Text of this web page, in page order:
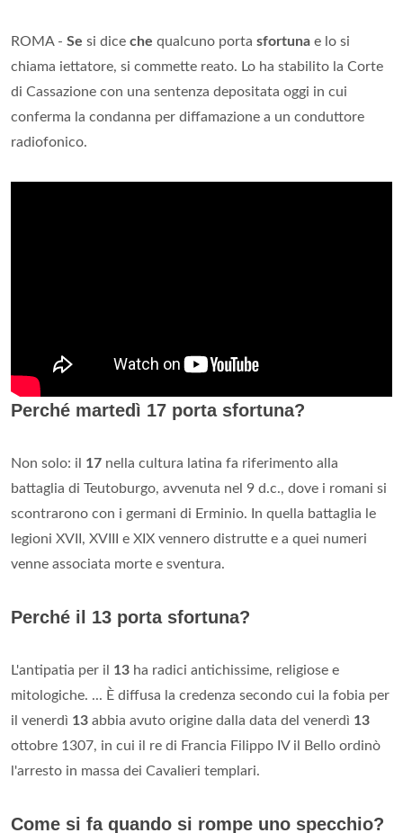
ROMA - Se si dice che qualcuno porta sfortuna e lo si
chiama iettatore, si commette reato. Lo ha stabilito la Corte
di Cassazione con una sentenza depositata oggi in cui
conferma la condanna per diffamazione a un conduttore
radiofonico.
Perché martedì 17 porta sfortuna?
Non solo: il 17 nella cultura latina fa riferimento alla
battaglia di Teutoburgo, avvenuta nel 9 d.c., dove i romani si
scontrarono con i germani di Erminio. In quella battaglia le
legioni XVII, XVIII e XIX vennero distrutte e a quei numeri
venne associata morte e sventura.
Perché il 13 porta sfortuna?
L'antipatia per il 13 ha radici antichissime, religiose e
mitologiche. ... È diffusa la credenza secondo cui la fobia per
il venerdì 13 abbia avuto origine dalla data del venerdì 13
ottobre 1307, in cui il re di Francia Filippo IV il Bello ordinò
l'arresto in massa dei Cavalieri templari.
Come si fa quando si rompe uno specchio?